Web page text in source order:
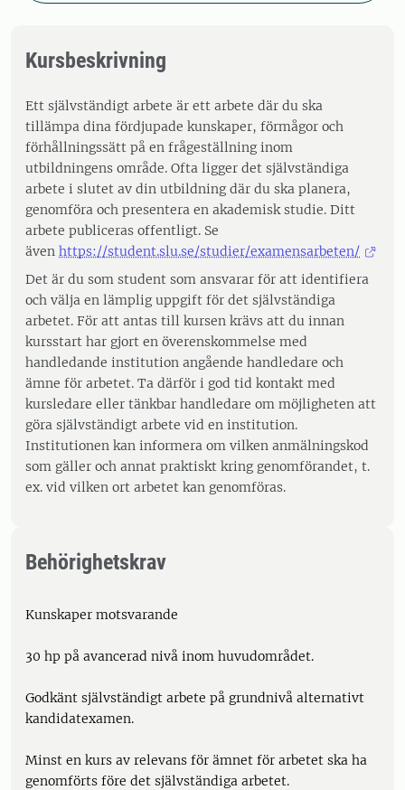
Kursbeskrivning
Ett självständigt arbete är ett arbete där du ska
tillämpa dina fördjupade kunskaper, förmågor och
förhållningssätt på en frågeställning inom
utbildningens område. Ofta ligger det självständiga
arbete i slutet av din utbildning där du ska planera,
genomföra och presentera en akademisk studie. Ditt
arbete publiceras offentligt. Se
även https://student.slu.se/studier/examensarbeten/
Det är du som student som ansvarar för att identifiera
och välja en lämplig uppgift för det självständiga
arbetet. För att antas till kursen krävs att du innan
kursstart har gjort en överenskommelse med
handledande institution angående handledare och
ämne för arbetet. Ta därför i god tid kontakt med
kursledare eller tänkbar handledare om möjligheten att
göra självständigt arbete vid en institution.
Institutionen kan informera om vilken anmälningskod
som gäller och annat praktiskt kring genomförandet, t.
ex. vid vilken ort arbetet kan genomföras.
Behörighetskrav
Kunskaper motsvarande
30 hp på avancerad nivå inom huvudområdet.
Godkänt självständigt arbete på grundnivå alternativt
kandidatexamen.
Minst en kurs av relevans för ämnet för arbetet ska ha
genomförts före det självständiga arbetet.